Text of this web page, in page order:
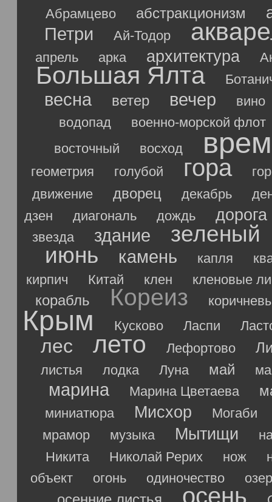
Абрамцево абстракционизм
Петри Ай-Тодор
апрель арка архитектура
Большая Ялта
весна ветер вечер
вино
водопад
военно-морской флот
восточный
восход
геометрия голубой гора
движение
дворец декабрь
дзен
диагональ дождь дорога
звезда здание
зеленый
июнь
камень капля
кирпич
Китай клен кленовые
корабль Кореиз
Крым Кусково Ласпи
лес лето Лефортово
листья лодка Луна май
марина Марина Цветаева
миниатюра Мисхор
Могаби
мрамор
музыка Мытищи
Никита
Николай Рерих нож
объект
огонь одиночество
осень